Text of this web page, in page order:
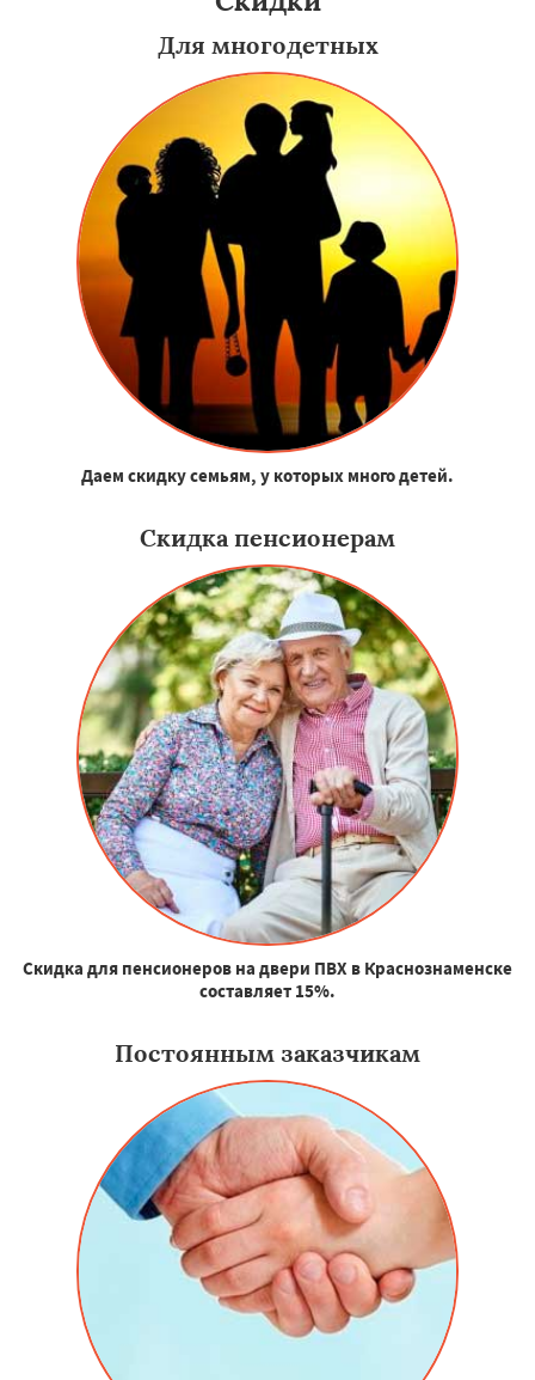
Для многодетных
Даем скидку семьям, у которых много детей.
Скидка пенсионерам
Скидка для пенсионеров на двери ПВХ в Краснознаменске
составляет 15%.
Постоянным заказчикам